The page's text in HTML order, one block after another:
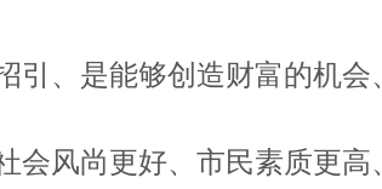
、是能够创造财富的机会
风尚更好、市民素质更高